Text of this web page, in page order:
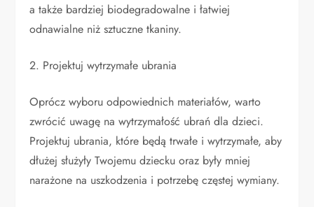
a także bardziej biodegradowalne i łatwiej
odnawialne niż sztuczne tkaniny.
2. Projektuj wytrzymałe ubrania
Oprócz wyboru odpowiednich materiałów, warto
zwrócić uwagę na wytrzymałość ubrań dla dzieci.
Projektuj ubrania, które będą trwałe i wytrzymałe, aby
dłużej służyły Twojemu dziecku oraz były mniej
narażone na uszkodzenia i potrzebę częstej wymiany.